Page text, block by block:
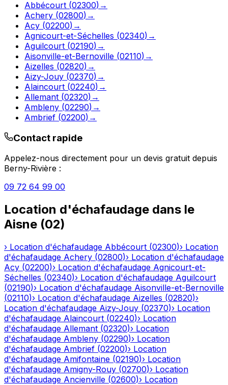
Abbécourt (02300) →
Achery (02800) →
Acy (02200) →
Agnicourt-et-Séchelles (02340) →
Aguilcourt (02190) →
Aisonville-et-Bernoville (02110) →
Aizelles (02820) →
Aizy-Jouy (02370) →
Alaincourt (02240) →
Allemant (02320) →
Ambleny (02290) →
Ambrief (02200) →
Contact rapide
Appelez-nous directement pour un devis gratuit depuis
Berny-Rivière :
09 72 64 99 00
Location d'échafaudage dans le
Aisne (02)
› Location d'échafaudage Abbécourt (02300)› Location
d'échafaudage Achery (02800)› Location d'échafaudage
Acy (02200)› Location d'échafaudage Agnicourt-et-
Séchelles (02340)› Location d'échafaudage Aguilcourt
(02190)› Location d'échafaudage Aisonville-et-Bernoville
(02110)› Location d'échafaudage Aizelles (02820)›
Location d'échafaudage Aizy-Jouy (02370)› Location
d'échafaudage Alaincourt (02240)› Location
d'échafaudage Allemant (02320)› Location
d'échafaudage Ambleny (02290)› Location
d'échafaudage Ambrief (02200)› Location
d'échafaudage Amifontaine (02190)› Location
d'échafaudage Amigny-Rouy (02700)› Location
d'échafaudage Ancienville (02600)› Location